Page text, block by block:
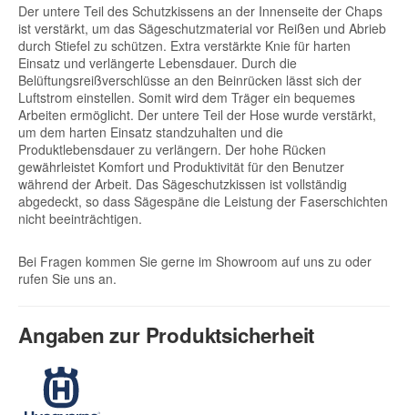
Der untere Teil des Schutzkissens an der Innenseite der Chaps
ist verstärkt, um das Sägeschutzmaterial vor Reißen und Abrieb
durch Stiefel zu schützen. Extra verstärkte Knie für harten
Einsatz und verlängerte Lebensdauer. Durch die
Belüftungsreißverschlüsse an den Beinrücken lässt sich der
Luftstrom einstellen. Somit wird dem Träger ein bequemes
Arbeiten ermöglicht. Der untere Teil der Hose wurde verstärkt,
um dem harten Einsatz standzuhalten und die
Produktlebensdauer zu verlängern. Der hohe Rücken
gewährleistet Komfort und Produktivität für den Benutzer
während der Arbeit. Das Sägeschutzkissen ist vollständig
abgedeckt, so dass Sägespäne die Leistung der Faserschichten
nicht beeinträchtigen.
Bei Fragen kommen Sie gerne im Showroom auf uns zu oder
rufen Sie uns an.
Angaben zur Produktsicherheit